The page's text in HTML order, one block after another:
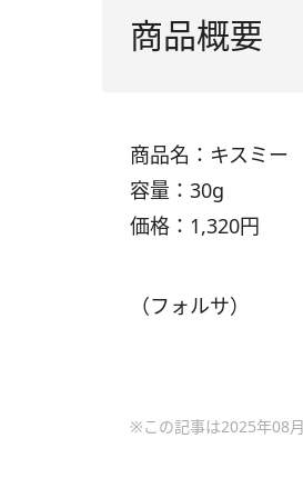
商品概要
商品名：キスミ
容量：30g
価格：1,320円
（フォルサ）
※この記事は2025年08